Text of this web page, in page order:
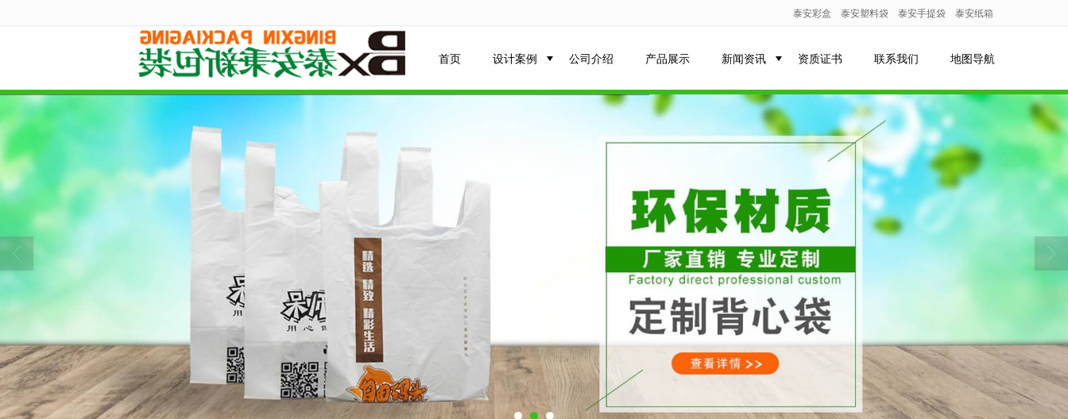
泰安彩盒 泰安塑料袋 泰安手提袋 泰安纸箱
首页 设计案例 公司介绍 产品展示 新闻资讯 资质证书 联系我们 地图导航